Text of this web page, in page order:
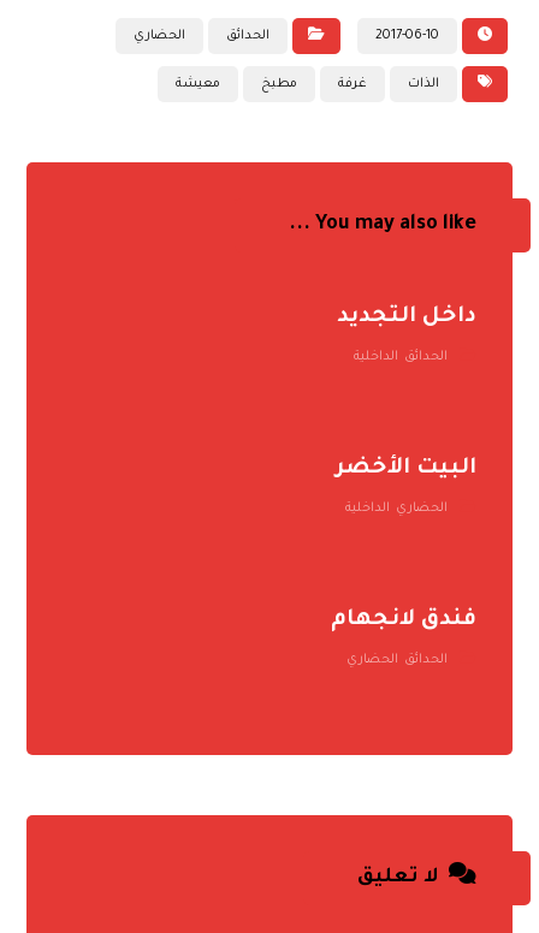
2017-06-10 الحدائق الحضاري
الذات غرفة مطبخ معيشة
You may also like ...
داخل التجديد
الحدائق الداخلية
البيت الأخضر
الحضاري الداخلية
فندق لانجهام
الحدائق الحضاري
لا تعليق